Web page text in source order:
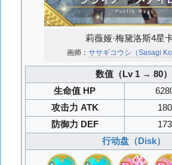
莉薇娅·梅黛洛斯4星
画师： ササギコウシ（Sasagi
数值（Lv 1 → 80）
生命值 HP
攻击力 ATK
防御力 DEF
行动盘（Disk）